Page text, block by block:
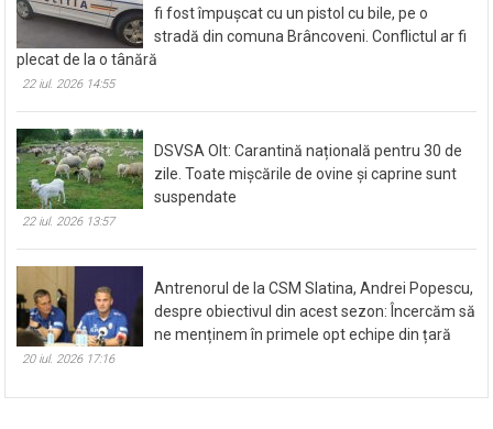
fi fost împușcat cu un pistol cu bile, pe o
stradă din comuna Brâncoveni. Conflictul ar fi
plecat de la o tânără
22 iul. 2026 14:55
DSVSA Olt: Carantină națională pentru 30 de
zile. Toate mișcările de ovine și caprine sunt
suspendate
22 iul. 2026 13:57
Antrenorul de la CSM Slatina, Andrei Popescu,
despre obiectivul din acest sezon: Încercăm să
ne menținem în primele opt echipe din țară
20 iul. 2026 17:16